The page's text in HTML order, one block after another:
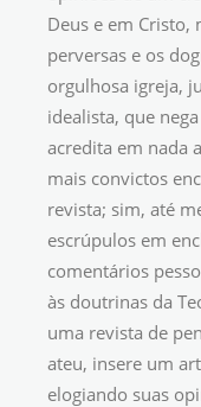
Deus e em Cristo,
perversas e os
orgulhosa igreja,
idealista, que
acredita em nada
mais convictos
revista; sim, até
escrúpulos em
comentários
às doutrinas da
uma revista de
ateu, insere um
elogiando suas